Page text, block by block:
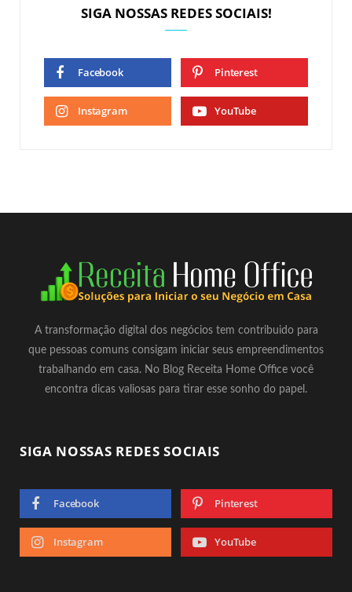
SIGA NOSSAS REDES SOCIAIS!
Facebook Pinterest
Instagram YouTube
A transformação digital dos negócios tem contribuido para
que pessoas comuns consigam iniciar seus empreendimentos
trabalhando em casa. No Blog Receita Home Office você
encontra dicas valiosas para tirar esse sonho do papel.
SIGA NOSSAS REDES SOCIAIS
Facebook Pinterest
Instagram YouTube